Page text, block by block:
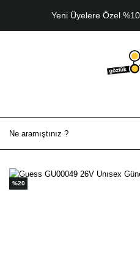
Yeni Üyelere Özel
%20